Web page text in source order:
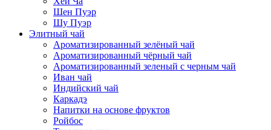
Шен Пуэр
Шу Пуэр
Элитный чай
Ароматизированный зелёный чай
Ароматизированный чёрный чай
Ароматизированный зеленый с черным чай
Иван чай
Индийский чай
Каркадэ
Напитки на основе фруктов
Ройбос